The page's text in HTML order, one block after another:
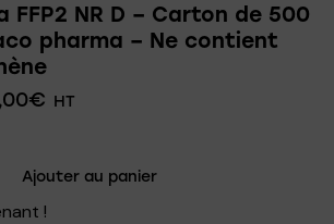
FFP2 NR D – Carton de 500
pharma – Ne contient
€ HT
Ajouter au panier
!